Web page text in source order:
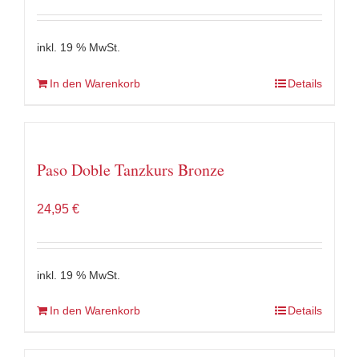
inkl. 19 % MwSt.
In den Warenkorb Details
Paso Doble Tanzkurs Bronze
24,95 €
inkl. 19 % MwSt.
In den Warenkorb Details